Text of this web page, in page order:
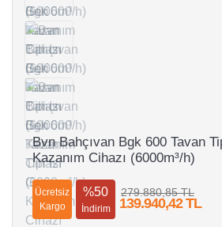
Bvn Bahçıvan Bgk 600 Tavan
Kazanım Cihazı (6000m³/h)
Ücretsiz
Kargo
%50
İndirim
279.880,85 TL
139.940,42 TL